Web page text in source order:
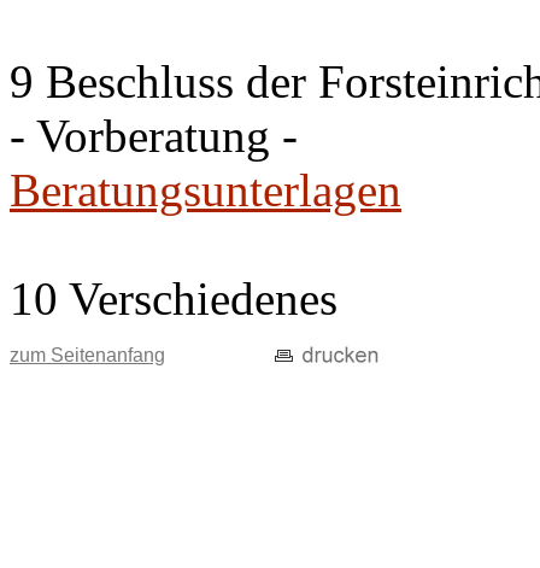
9 Beschluss der
- Vorberatung -
Beratungsunterlagen
10 Verschiedenes
zum Seitenanfang